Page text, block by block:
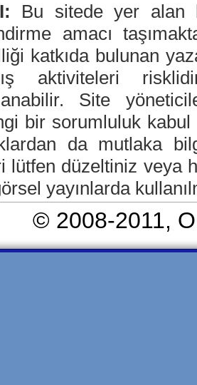
Bu sitede yer alan
amacı
katkıda bulunan
aktiviteleri
Site
bir sorumluluk
da mutlaka
lütfen düzeltiniz veya
yayınlarda
© 2008-2011,